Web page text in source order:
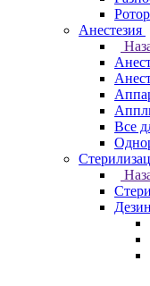
Анестезия
Все